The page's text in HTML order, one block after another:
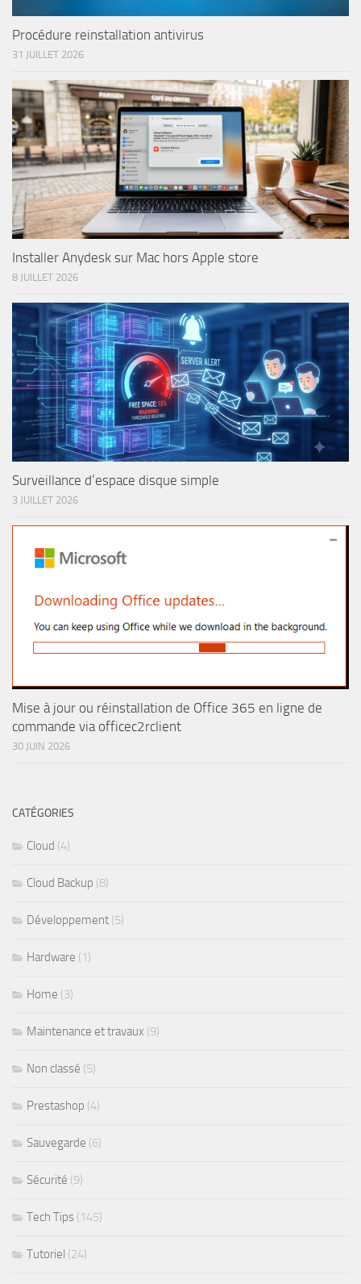
Procédure reinstallation antivirus
31 JUILLET 2026
Installer Anydesk sur Mac hors Apple store
8 JUILLET 2026
Surveillance d’espace disque simple
3 JUILLET 2026
Mise à jour ou réinstallation de Office 365 en ligne de
commande via officec2rclient
30 JUIN 2026
CATÉGORIES
Cloud (4)
Cloud Backup (8)
Développement (5)
Hardware (1)
Home (3)
Maintenance et travaux (9)
Non classé (5)
Prestashop (4)
Sauvegarde (6)
Sécurité (9)
Tech Tips (145)
Tutoriel (24)